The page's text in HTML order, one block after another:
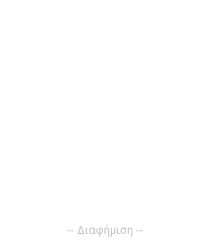
-- Διαφήμιση --